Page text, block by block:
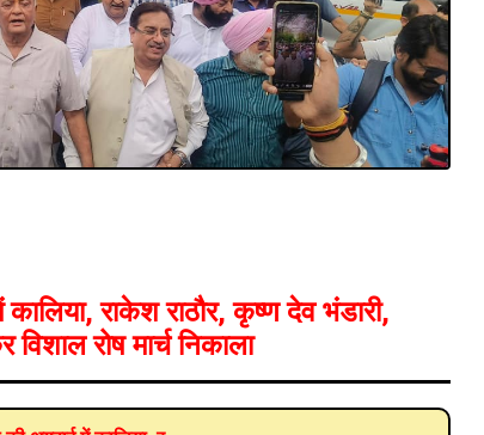
राकेश राठौर, कृष्ण देव भंडारी,
रोष मार्च निकाला